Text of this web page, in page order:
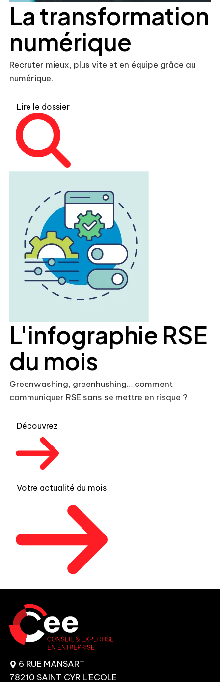
La transformation
numérique
Recruter mieux, plus vite et en équipe grâce au
numérique.
Lire le dossier
L'infographie RSE
du mois
Greenwashing, greenhushing… comment
communiquer RSE sans se mettre en risque ?
Découvrez
Votre actualité du mois
6 RUE MANSART
78210 SAINT CYR L’ECOLE